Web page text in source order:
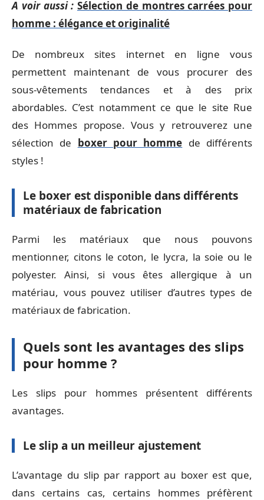
A voir aussi : Sélection de montres carrées pour
homme : élégance et originalité
De nombreux sites internet en ligne vous
permettent maintenant de vous procurer des
sous-vêtements tendances et à des prix
abordables. C’est notamment ce que le site Rue
des Hommes propose. Vous y retrouverez une
sélection de boxer pour homme de différents
styles !
Le boxer est disponible dans différents
matériaux de fabrication
Parmi les matériaux que nous pouvons
mentionner, citons le coton, le lycra, la soie ou le
polyester. Ainsi, si vous êtes allergique à un
matériau, vous pouvez utiliser d’autres types de
matériaux de fabrication.
Quels sont les avantages des slips
pour homme ?
Les slips pour hommes présentent différents
avantages.
Le slip a un meilleur ajustement
L’avantage du slip par rapport au boxer est que,
dans certains cas, certains hommes préfèrent